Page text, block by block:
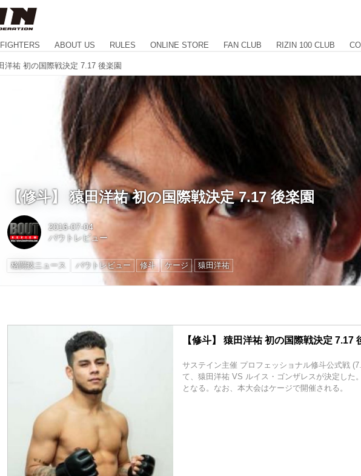
FIGHTERS ABOUT US RULES ONLINE STORE FAN CLUB RIZIN 100 CLUB
洋祐 初の国際戦決定 7.17 後楽園
【修斗】 猿田洋祐 初の国際戦決定 7.17 後楽園
2016-07-04
バウトレビュー
格闘技ニュース バウトレビュー 修斗 ケージ 猿田洋祐
【修斗】 猿田洋祐 初の国際戦決定 7.17
サステイン主催 プロフェッショナル修斗公式戦
て、猿田洋祐 VS ルイス・ゴンザレスが決定した
となる。なお、本大会はケージで開催される。